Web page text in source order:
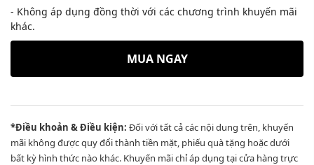
- Không áp dụng đồng thời với các chương trình khuyến mãi
khác.
MUA NGAY
*Điều khoản & Điều kiện: Đối với tất cả các nội dung trên, khuyến
mãi không được quy đổi thành tiền mặt, phiếu quà tặng hoặc dưới
bất kỳ hình thức nào khác. Khuyến mãi chỉ áp dụng tại cửa hàng trực